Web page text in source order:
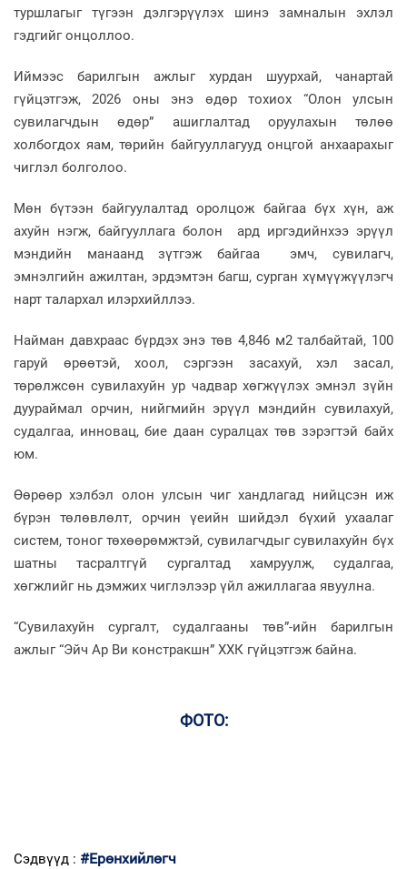
туршлагыг түгээн дэлгэрүүлэх шинэ замналын эхлэл
гэдгийг онцоллоо.
Иймээс барилгын ажлыг хурдан шуурхай, чанартай
гүйцэтгэж, 2026 оны энэ өдөр тохиох “Олон улсын
сувилагчдын өдөр” ашиглалтад оруулахын төлөө
холбогдох яам, төрийн байгууллагууд онцгой анхаарахыг
чиглэл болголоо.
Мөн бүтээн байгуулалтад оролцож байгаа бүх хүн, аж
ахуйн нэгж, байгууллага болон ард иргэдийнхээ эрүүл
мэндийн манаанд зүтгэж байгаа эмч, сувилагч,
эмнэлгийн ажилтан, эрдэмтэн багш, сурган хүмүүжүүлэгч
нарт талархал илэрхийллээ.
Найман давхраас бүрдэх энэ төв 4,846 м2 талбайтай, 100
гаруй өрөөтэй, хоол, сэргээн засахуй, хэл засал,
төрөлжсөн сувилахуйн ур чадвар хөгжүүлэх эмнэл зүйн
дуураймал орчин, нийгмийн эрүүл мэндийн сувилахуй,
судалгаа, инновац, бие даан суралцах төв зэрэгтэй байх
юм.
Өөрөөр хэлбэл олон улсын чиг хандлагад нийцсэн иж
бүрэн төлөвлөлт, орчин үеийн шийдэл бүхий ухаалаг
систем, тоног төхөөрөмжтэй, сувилагчдыг сувилахуйн бүх
шатны тасралтгүй сургалтад хамруулж, судалгаа,
хөгжлийг нь дэмжих чиглэлээр үйл ажиллагаа явуулна.
“Сувилахуйн сургалт, судалгааны төв”-ийн барилгын
ажлыг “Эйч Ар Ви констракшн” ХХК гүйцэтгэж байна.
ФОТО:
Сэдвүүд : #Ерөнхийлөгч